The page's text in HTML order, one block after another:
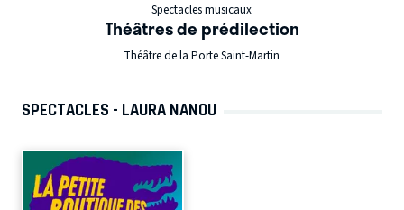
Spectacles musicaux
Théâtres de prédilection
Théâtre de la Porte Saint-Martin
SPECTACLES - LAURA NANOU